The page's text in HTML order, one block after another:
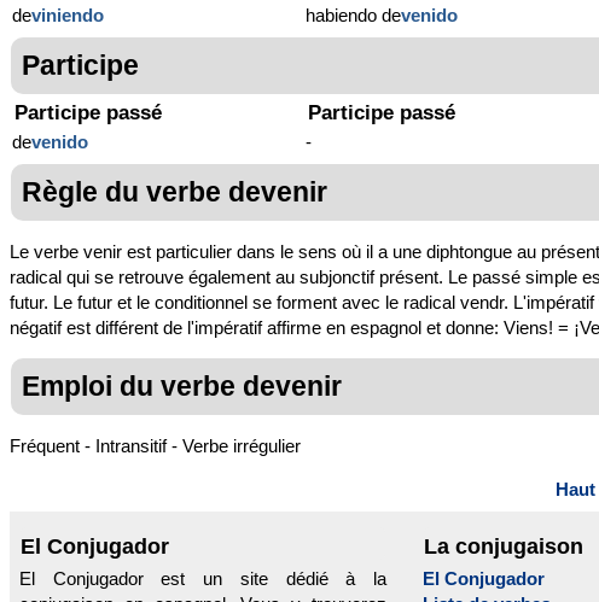
deviniendo habiendo devenido
Participe
Participe passé
devenido
Participe passé
-
Règle du verbe devenir
Le verbe venir est particulier dans le sens où il a une diphtongue au
radical qui se retrouve également au subjonctif présent. Le passé simple
futur. Le futur et le conditionnel se forment avec le radical vendr.
négatif est différent de l'impératif affirme en espagnol et donne: Viens! =
Emploi du verbe devenir
Fréquent - Intransitif - Verbe irrégulier
El Conjugador
El Conjugador est un site dédié à la
La conjugaison
El Conjugador